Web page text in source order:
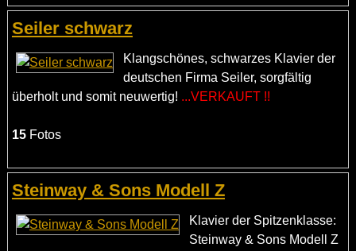
Seiler schwarz
Klangschönes, schwarzes Klavier der
deutschen Firma Seiler, sorgfältig
überholt und somit neuwertig! ...VERKAUFT !!
15Fotos
Steinway & Sons Modell Z
Klavier der Spitzenklasse:
Steinway & Sons Modell Z